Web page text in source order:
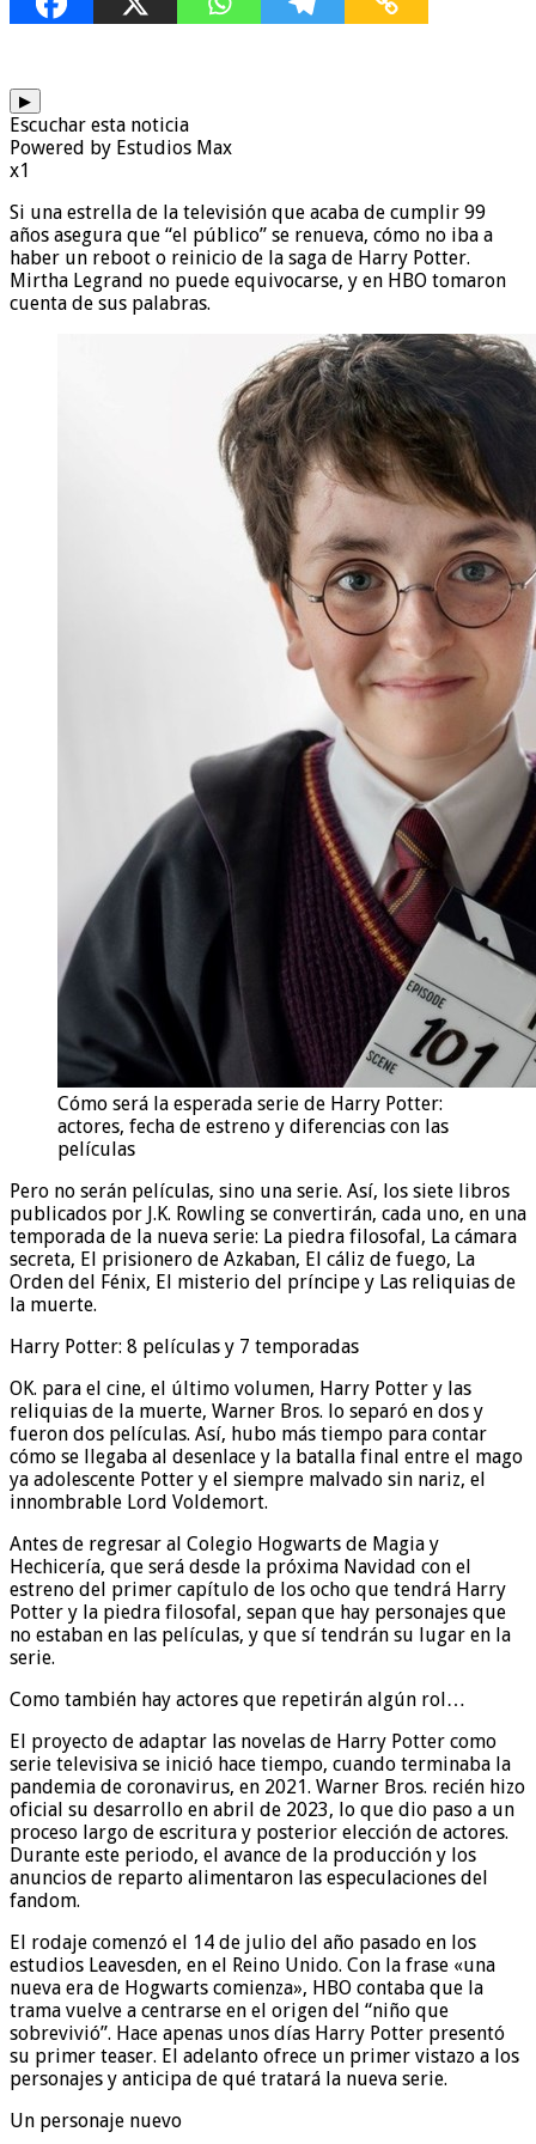
▶
Escuchar esta noticia
Powered by Estudios Max
x1
Si una estrella de la televisión que acaba de cumplir 99
años asegura que “el público” se renueva, cómo no iba a
haber un reboot o reinicio de la saga de Harry Potter.
Mirtha Legrand no puede equivocarse, y en HBO tomaron
cuenta de sus palabras.
Cómo será la esperada serie de Harry Potter:
actores, fecha de estreno y diferencias con las
películas
Pero no serán películas, sino una serie. Así, los siete libros
publicados por J.K. Rowling se convertirán, cada uno, en una
temporada de la nueva serie: La piedra filosofal, La cámara
secreta, El prisionero de Azkaban, El cáliz de fuego, La
Orden del Fénix, El misterio del príncipe y Las reliquias de
la muerte.
Harry Potter: 8 películas y 7 temporadas
OK. para el cine, el último volumen, Harry Potter y las
reliquias de la muerte, Warner Bros. lo separó en dos y
fueron dos películas. Así, hubo más tiempo para contar
cómo se llegaba al desenlace y la batalla final entre el mago
ya adolescente Potter y el siempre malvado sin nariz, el
innombrable Lord Voldemort.
Antes de regresar al Colegio Hogwarts de Magia y
Hechicería, que será desde la próxima Navidad con el
estreno del primer capítulo de los ocho que tendrá Harry
Potter y la piedra filosofal, sepan que hay personajes que
no estaban en las películas, y que sí tendrán su lugar en la
serie.
Como también hay actores que repetirán algún rol…
El proyecto de adaptar las novelas de Harry Potter como
serie televisiva se inició hace tiempo, cuando terminaba la
pandemia de coronavirus, en 2021. Warner Bros. recién hizo
oficial su desarrollo en abril de 2023, lo que dio paso a un
proceso largo de escritura y posterior elección de actores.
Durante este periodo, el avance de la producción y los
anuncios de reparto alimentaron las especulaciones del
fandom.
El rodaje comenzó el 14 de julio del año pasado en los
estudios Leavesden, en el Reino Unido. Con la frase «una
nueva era de Hogwarts comienza», HBO contaba que la
trama vuelve a centrarse en el origen del “niño que
sobrevivió”. Hace apenas unos días Harry Potter presentó
su primer teaser. El adelanto ofrece un primer vistazo a los
personajes y anticipa de qué tratará la nueva serie.
Un personaje nuevo